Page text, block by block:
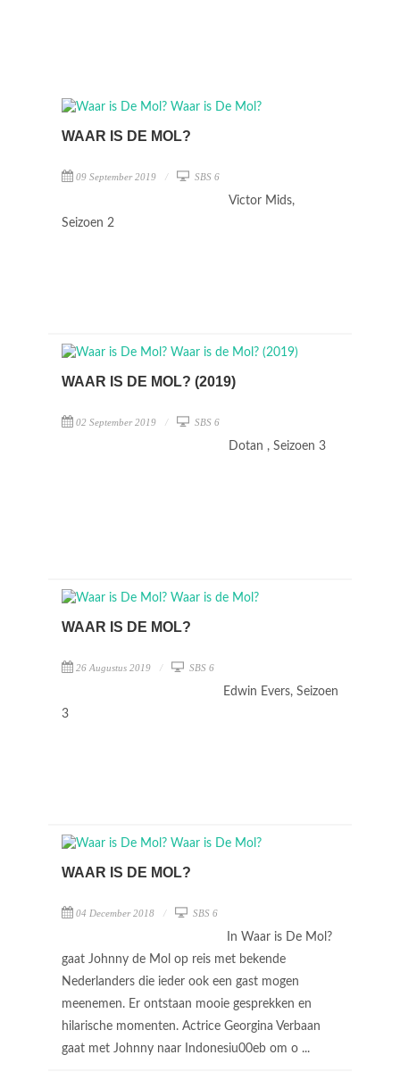
WAAR IS DE MOL?
09 September 2019 SBS 6
Victor Mids,
Seizoen 2
WAAR IS DE MOL? (2019)
02 September 2019 SBS 6
Dotan , Seizoen 3
WAAR IS DE MOL?
26 Augustus 2019 SBS 6
Edwin Evers, Seizoen
3
WAAR IS DE MOL?
04 December 2018 SBS 6
In Waar is De Mol?
gaat Johnny de Mol op reis met bekende
Nederlanders die ieder ook een gast mogen
meenemen. Er ontstaan mooie gesprekken en
hilarische momenten. Actrice Georgina Verbaan
gaat met Johnny naar Indonesiu00eb om o ...